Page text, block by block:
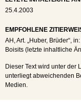
25.4.2003
EMPFOHLENE
AH , Art. „Huber, Brüder“, in:
Boisits (letzte inhaltliche
Dieser Text wird unter der
unterliegt abweichenden
Medien.